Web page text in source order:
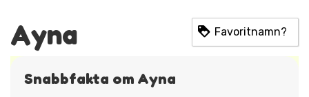
Ayna Favoritnamn?
Snabbfakta om Ayna